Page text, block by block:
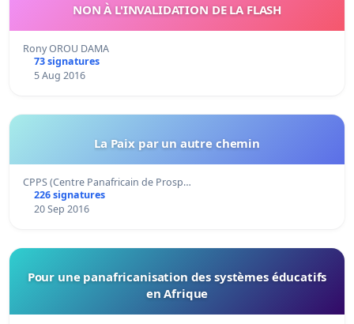
NON À L'INVALIDATION DE LA FLASH
Rony OROU DAMA
73 signatures
5 Aug 2016
La Paix par un autre chemin
CPPS (Centre Panafricain de Prosp…
226 signatures
20 Sep 2016
Pour une panafricanisation des systèmes éducatifs
en Afrique